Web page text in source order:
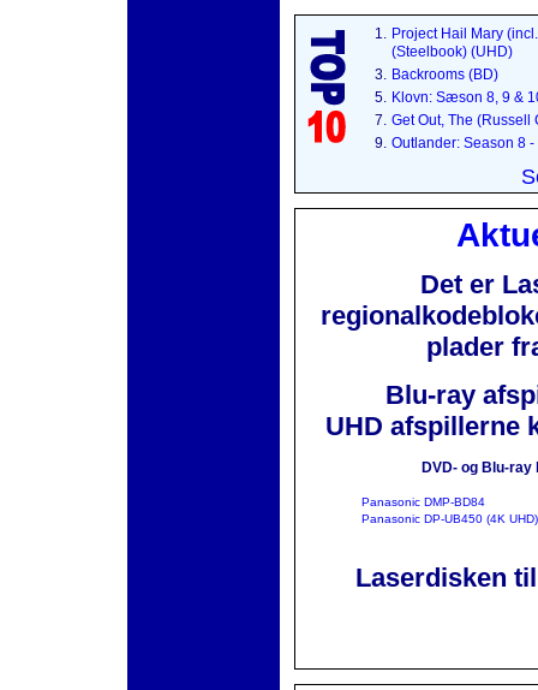
1. Project Hail Mary
(Steelbook) (UHD)
3. Backrooms (BD)
5. Klovn: Sæson 8, 9 &
7. Get Out, The (Russell
9. Outlander: Season 8
Det er
plader
Blu-ray
UHD afspillerne
DVD- og Blu-ray
Panasonic DMP-BD84
Panasonic DP-UB450 (4K UHD)
Laserdisken